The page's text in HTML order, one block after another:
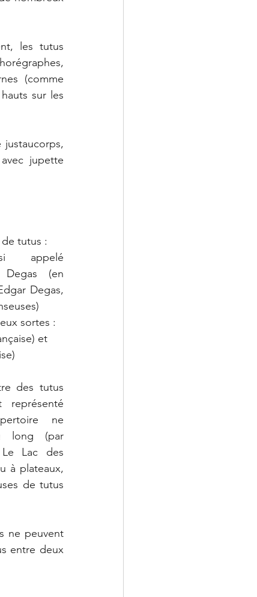
les tutus
(comme
sur les
jupette
tutus :
appelé
(en
Degas,
sortes :
et
des tutus
ne
long (par
Le Lac des
à plateaux,
de tutus
ne peuvent
entre deux